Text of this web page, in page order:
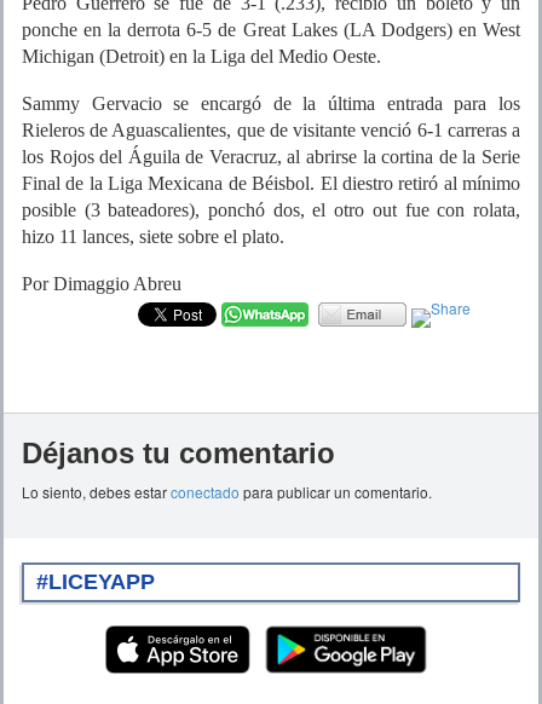
ponche en la derrota 6-5 de Great Lakes (LA Dodgers) en West
Michigan (Detroit) en la Liga del Medio Oeste.
Sammy Gervacio se encargó de la última entrada para los
Rieleros de Aguascalientes, que de visitante venció 6-1 carreras a
los Rojos del Águila de Veracruz, al abrirse la cortina de la Serie
Final de la Liga Mexicana de Béisbol. El diestro retiró al mínimo
posible (3 bateadores), ponchó dos, el otro out fue con rolata,
hizo 11 lances, siete sobre el plato.
Por Dimaggio Abreu
Déjanos tu comentario
Lo siento, debes estarconectado para publicar un comentario.
#LICEYAPP